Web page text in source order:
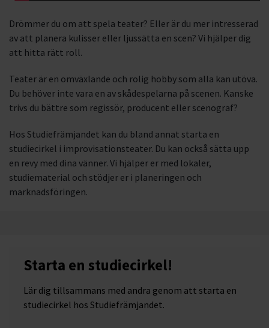
Drömmer du om att spela teater? Eller är du mer intresserad
av att planera kulisser eller ljussätta en scen? Vi hjälper dig
att hitta rätt roll.
Teater är en omväxlande och rolig hobby som alla kan utöva.
Du behöver inte vara en av skådespelarna på scenen. Kanske
trivs du bättre som regissör, producent eller scenograf?
Hos Studiefrämjandet kan du bland annat starta en
studiecirkel i improvisationsteater. Du kan också sätta upp
en revy med dina vänner. Vi hjälper er med lokaler,
studiematerial och stödjer er i planeringen och
marknadsföringen.
Starta en studiecirkel!
Lär dig tillsammans med andra genom att starta en
studiecirkel hos Studiefrämjandet.